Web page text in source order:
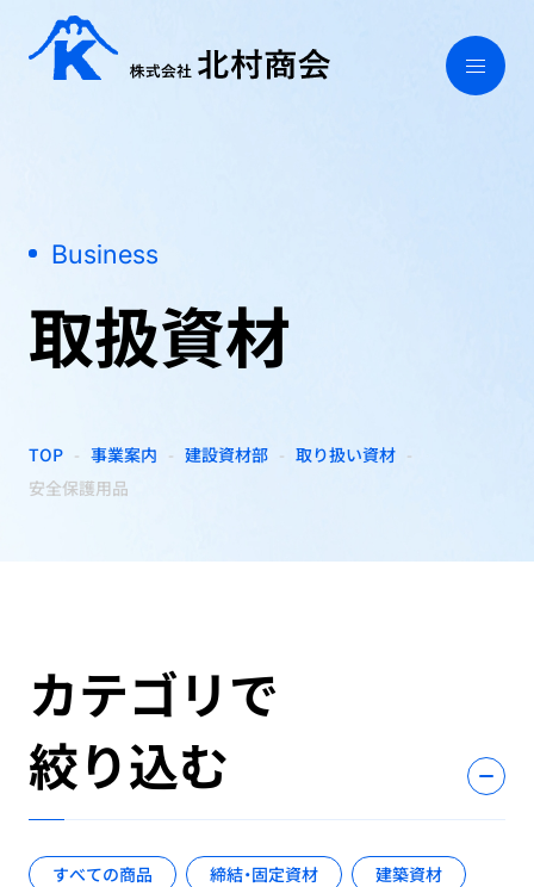
Business
取扱資材
TOP 事業案内 建設資材部
取り扱い資材
安全保護用品
カテゴリで
絞り込む
すべての商品 締結・固定資材
建築資材